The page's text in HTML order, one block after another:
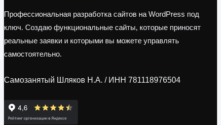
Профессиональная разработка сайтов на WordPress под
ключ. Создаю функциональные сайты, которые приносят
реальные заявки и которыми вы можете управлять
самостоятельно.
Самозанятый Шляков Н.А. / ИНН 781118976504